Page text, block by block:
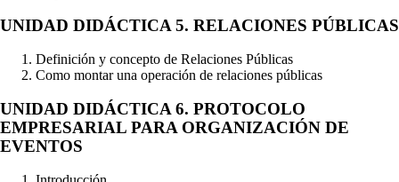
UNIDAD DIDÁCTICA 5. RELACIONES PÚBLICAS
Definición y concepto de Relaciones Públicas
Como montar una operación de relaciones públicas
UNIDAD DIDÁCTICA 6. PROTOCOLO
EMPRESARIAL PARA ORGANIZACIÓN DE
EVENTOS